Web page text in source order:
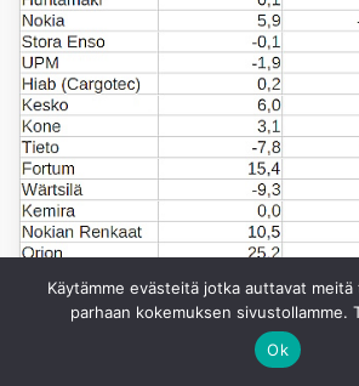
Käytämme evästeitä jotka auttavat
parhaan kokemuksen sivustollamme.
Ok